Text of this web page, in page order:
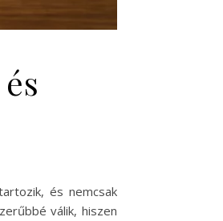
és nemcsak
válik, hiszen